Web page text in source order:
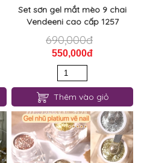
Set sơn gel mắt mèo 9 chai
Vendeeni cao cấp 1257
690,000đ
550,000đ
Thêm vào giỏ